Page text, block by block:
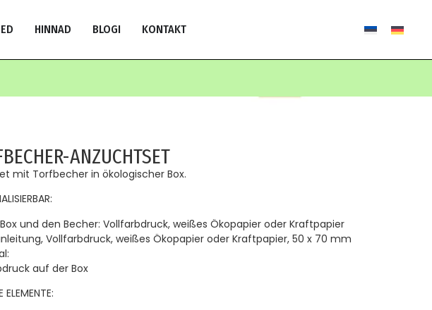
HINNAD BLOGI KONTAKT
ANZUCHTSET
mit Torfbecher in ökologischer Box.
und den Becher: Vollfarbdruck, weißes Ökopapier oder Kraftpapier
Vollfarbdruck, weißes Ökopapier oder Kraftpapier, 50 x 70 mm
auf der Box
ELEMENTE: